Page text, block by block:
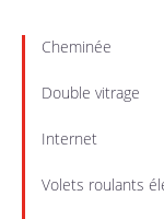
Cheminée
Double vitrage
Internet
Volets roulants